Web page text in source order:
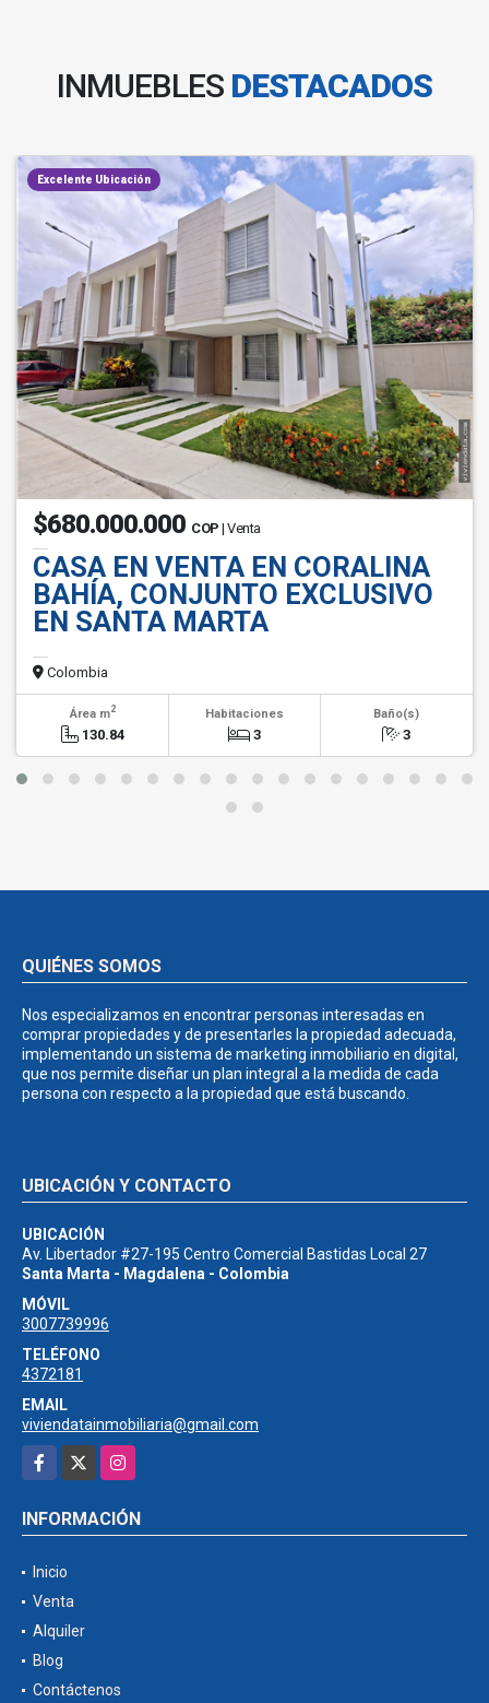
INMUEBLES DESTACADOS
Excelente Ubicación
$680.000.000 COP | Venta
CASA EN VENTA EN CORALINA
BAHÍA, CONJUNTO EXCLUSIVO
EN SANTA MARTA
Colombia
Área m2
130.84
Habitaciones
3
Baño(s)
3
QUIÉNES SOMOS
Nos especializamos en encontrar personas interesadas en
comprar propiedades y de presentarles la propiedad adecuada,
implementando un sistema de marketing inmobiliario en digital,
que nos permite diseñar un plan integral a la medida de cada
persona con respecto a la propiedad que está buscando.
UBICACIÓN Y CONTACTO
UBICACIÓN
Av. Libertador #27-195 Centro Comercial Bastidas Local 27
Santa Marta - Magdalena - Colombia
MÓVIL
3007739996
TELÉFONO
4372181
EMAIL
viviendatainmobiliaria@gmail.com
Facebook
Instagram
INFORMACIÓN
Inicio
Venta
Alquiler
Blog
Contáctenos